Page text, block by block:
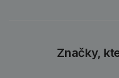
Značky,